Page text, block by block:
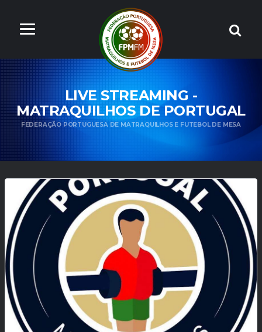
LIVE STREAMING -
MATRAQUILHOS DE PORTUGAL
FEDERAÇÃO PORTUGUESA DE MATRAQUILHOS E FUTEBOL DE MESA